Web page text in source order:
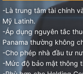
-Là trung tâm tài chính
Mỹ Latinh.
-Áp dụng nguyên tắc
Panama thường không
-Cho phép nhà đầu tư
-Mức độ bảo mật thông